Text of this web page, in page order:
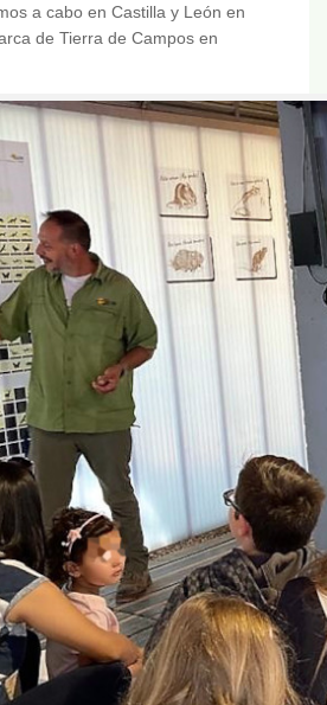
a cabo en Castilla y León en
de Tierra de Campos en